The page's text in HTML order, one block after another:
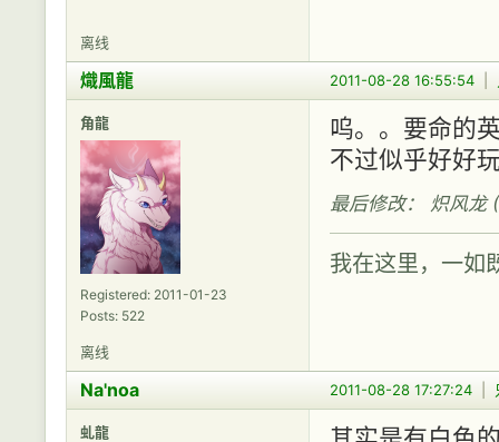
离线
2011-08-28 16:55:54
熾風龍
角龍
Registered: 2011-01-23
Posts: 522
呜。。要命的
不过似乎好好
最后修改： 炽风
我在这里，一如
离线
2011-08-28 17:27:24
Na'noa
虬龍